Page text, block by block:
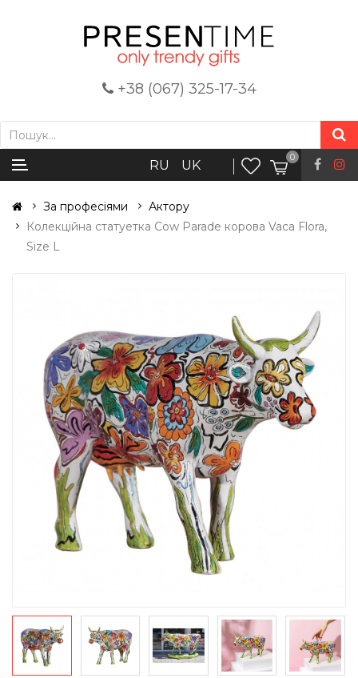
+38 (067) 325-17-34
RU UK
0
За професіями
Актору
Колекційна статуетка Cow Parade корова Vaca Flora,
Size L